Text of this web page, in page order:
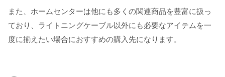
また、ホームセンターは他にも多くの関連商品を豊富に扱っ
ており、ライトニングケーブル以外にも必要なアイテムを一
度に揃えたい場合におすすめの購入先になります。